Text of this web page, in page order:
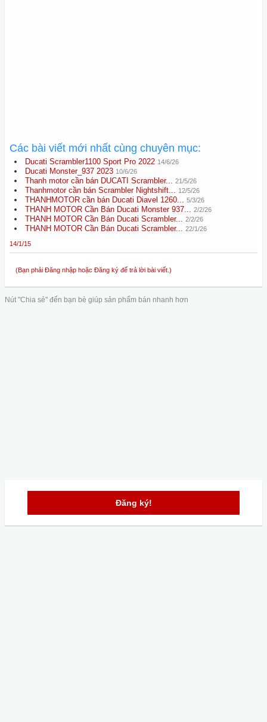
Các bài viết mới nhất cùng chuyên mục:
Ducati Scrambler1100 Sport Pro 2022 14/6/26
Ducati Monster_937 2023 10/6/26
Thanh motor cần bán DUCATI Scrambler... 21/5/26
Thanhmotor cần bán Scrambler Nightshift... 12/5/26
THANHMOTOR cần bán Ducati Diavel 1260... 5/3/26
THANH MOTOR Cần Bán Ducati Monster 937... 2/2/26
THANH MOTOR Cần Bán Ducati Scrambler... 2/2/26
THANH MOTOR Cần Bán Ducati Scrambler... 22/1/26
14/1/15
(Bạn phải Đăng nhập hoặc Đăng ký để trả lời bài viết.)
Nút "Chia sẻ" đến bạn bè giúp sản phẩm bán nhanh hơn
Đăng ký!